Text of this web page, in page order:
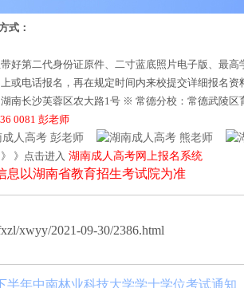
式：
好第二代身份证原件、二寸蓝底照片电子版、最高
或电话报名，再在规定时间内来校提交详细报名资
南长沙芙蓉区农大路1号 ※ 常德分校：常德武陵区
0081 彭老师
彭老师 熊老师
》点击进入 湖南成人高考网上报名系统
息以湖南省教育招生考试院为准
xwyy/2021-09-30/2386.html
半年中南林业科技大学学士学位考试通知